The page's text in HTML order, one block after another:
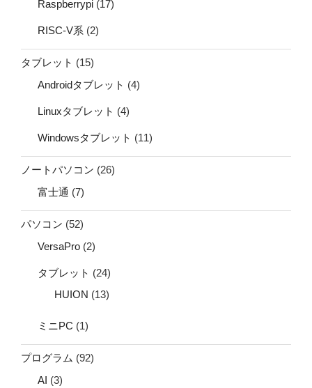
Raspberrypi (17)
RISC-V系 (2)
タブレット (15)
Androidタブレット (4)
Linuxタブレット (4)
Windowsタブレット (11)
ノートパソコン (26)
富士通 (7)
パソコン (52)
VersaPro (2)
タブレット (24)
HUION (13)
ミニPC (1)
プログラム (92)
AI (3)